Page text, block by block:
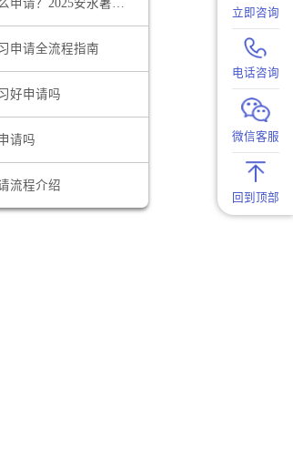
德勤寒假实习怎么申请？德勤寒假实习申请终极指南
字节跳动暑期实习申请全流程指南
字节跳动暑期实习好申请吗